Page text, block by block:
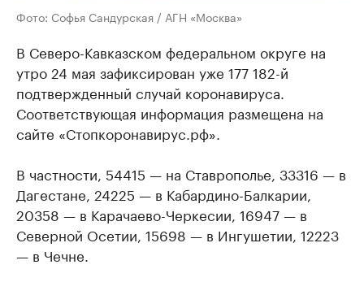
Фото: Софья Сандурская / АГН «Москва»
В Северо-Кавказском федеральном округе на
утро 24 мая зафиксирован уже 177 182-й
подтвержденный случай коронавируса.
Соответствующая информация размещена на
сайте «Стопкоронавирус.рф».
В частности, 54415 — на Ставрополье, 33316 — в
Дагестане, 24225 — в Кабардино-Балкарии,
20358 — в Карачаево-Черкесии, 16947 — в
Северной Осетии, 15698 — в Ингушетии, 12223
— в Чечне.